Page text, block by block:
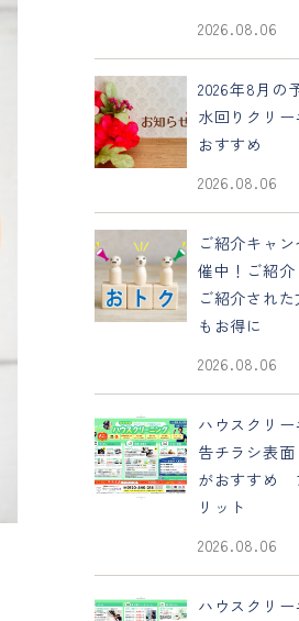
2026.08.06
2026年8月の
水回りクリ
おすすめ
2026.08.06
ご紹介キャ
催中！ご紹介
ご紹介された
もお得に
2026.08.06
ハウスクリー
告チラシ表
がおすすめ
リット
2026.08.06
ハウスクリー